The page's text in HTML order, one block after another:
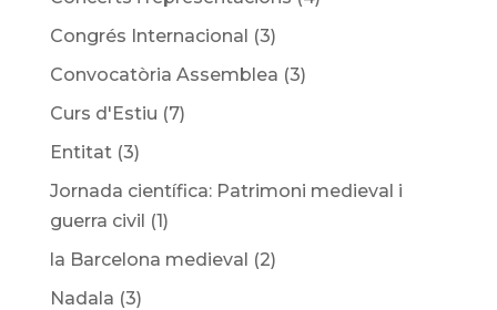
Congrés Internacional (3)
Convocatòria Assemblea (3)
Curs d'Estiu (7)
Entitat(3)
Jornada científica: Patrimoni medieval i
guerra civil (1)
la Barcelona medieval (2)
Nadala (3)